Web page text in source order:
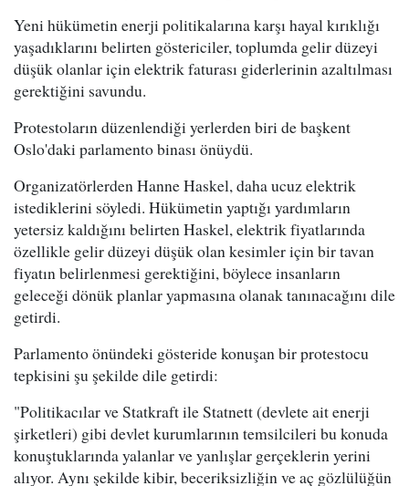
Yeni hükümetin enerji politikalarına karşı hayal kırıklığı
yaşadıklarını belirten göstericiler, toplumda gelir düzeyi
düşük olanlar için elektrik faturası giderlerinin azaltılması
gerektiğini savundu.
Protestoların düzenlendiği yerlerden biri de başkent
Oslo'daki parlamento binası önüydü.
Organizatörlerden Hanne Haskel, daha ucuz elektrik
istediklerini söyledi. Hükümetin yaptığı yardımların
yetersiz kaldığını belirten Haskel, elektrik fiyatlarında
özellikle gelir düzeyi düşük olan kesimler için bir tavan
fiyatın belirlenmesi gerektiğini, böylece insanların
geleceği dönük planlar yapmasına olanak tanınacağını dile
getirdi.
Parlamento önündeki gösteride konuşan bir protestocu
tepkisini şu şekilde dile getirdi:
"Politikacılar ve Statkraft ile Statnett (devlete ait enerji
şirketleri) gibi devlet kurumlarının temsilcileri bu konuda
konuştuklarında yalanlar ve yanlışlar gerçeklerin yerini
alıyor. Aynı şekilde kibir, beceriksizliğin ve aç gözlülüğün